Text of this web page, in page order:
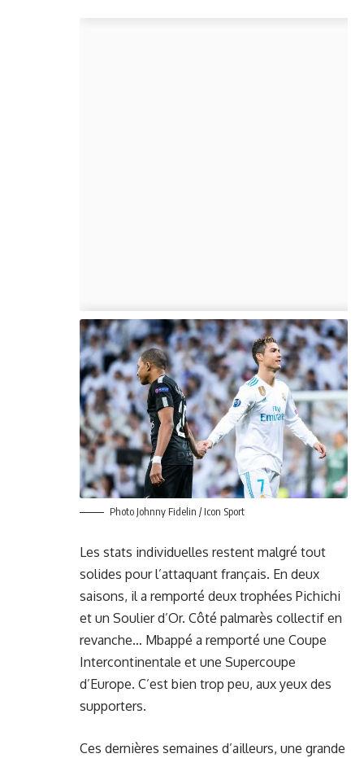
Photo Johnny Fidelin / Icon Sport
Les stats individuelles restent malgré tout
solides pour l’attaquant français. En deux
saisons, il a remporté deux trophées Pichichi
et un Soulier d’Or. Côté palmarès collectif en
revanche… Mbappé a remporté une Coupe
Intercontinentale et une Supercoupe
d’Europe. C’est bien trop peu, aux yeux des
supporters.
Ces dernières semaines d’ailleurs, une grande